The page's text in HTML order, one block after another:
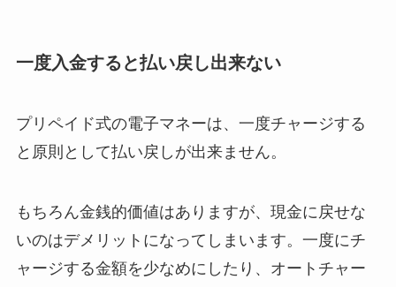
一度入金すると払い戻し出来ない
プリペイド式の電子マネーは、一度チャージする
と原則として払い戻しが出来ません。
もちろん金銭的価値はありますが、現金に戻せな
いのはデメリットになってしまいます。一度にチ
ャージする金額を少なめにしたり、オートチャー